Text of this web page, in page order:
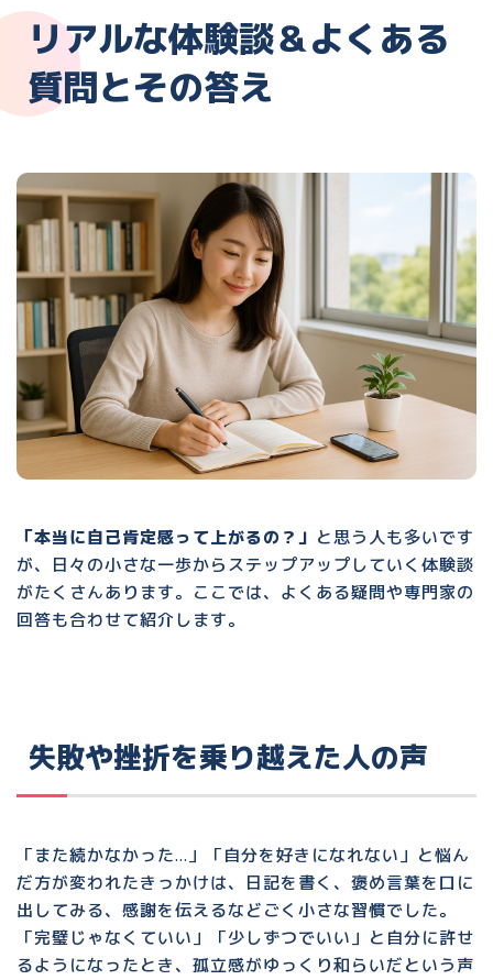
リアルな体験談＆よくある
質問とその答え
「本当に自己肯定感って上がるの？」 と思う人も多いです
が、日々の小さな一歩からステップアップしていく体験談
がたくさんあります。ここでは、よくある疑問や専門家の
回答も合わせて紹介します。
失敗や挫折を乗り越えた人の声
「また続かなかった…」「自分を好きになれない」と悩ん
だ方が変われたきっかけは、日記を書く、褒め言葉を口に
出してみる、感謝を伝えるなどごく小さな習慣でした。
「完璧じゃなくていい」「少しずつでいい」と自分に許せ
るようになったとき、孤立感がゆっくり和らいだという声